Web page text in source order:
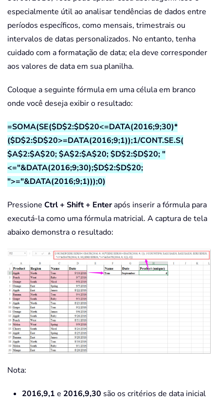
especialmente útil ao analisar tendências de dados entre
períodos específicos, como mensais, trimestrais ou
intervalos de datas personalizados. No entanto, tenha
cuidado com a formatação de data; ela deve corresponder
aos valores de data em sua planilha.
Coloque a seguinte fórmula em uma célula em branco
onde você deseja exibir o resultado:
=SOMA(SE($D$2:$D$20<=DATA(2016;9;30)*
($D$2:$D$20>=DATA(2016;9;1));1/CONT.SE.S(
$A$2:$A$20; $A$2:$A$20; $D$2:$D$20; "
<="&DATA(2016;9;30);$D$2:$D$20;
">="&DATA(2016;9;1)));0)
Pressione Ctrl + Shift + Enterapós inserir a fórmula para
executá-la como uma fórmula matricial. A captura de tela
abaixo demonstra o resultado:
Nota:
2016,9,1 e 2016,9,30 são os critérios de data inicial